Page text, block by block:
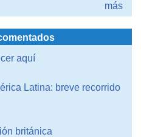
más
aquí
Latina: breve recorrido
británica